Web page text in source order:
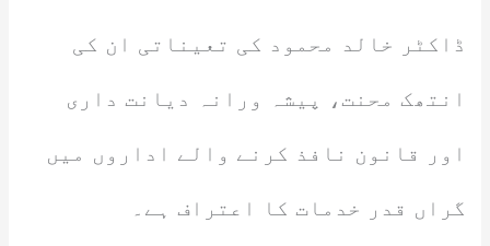
ڈاکٹر خالد محمود کی تعیناتی ان کی
انتھک محنت، پیشہ ورانہ دیانت داری
اور قانون نافذ کرنے والے اداروں میں
گراں قدر خدمات کا اعتراف ہے۔